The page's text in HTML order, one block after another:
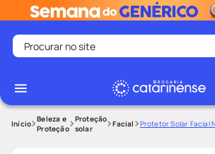
Procurar no site
1
2 º
medley
Beleza e
Proteção
Proteção
solar
Facial Protetor Solar Facial